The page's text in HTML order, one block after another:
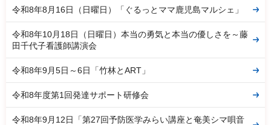
令和8年8月16日（日曜日）「ぐるっとママ鹿児島マルシェ」
令和8年10月18日（日曜日）本当の勇気と本当の優しさを～藤
田千代子看護師講演会
令和8年9月5日～6日「竹林とART」
令和8年度第1回発達サポート研修会
令和8年9月12日「第27回予防医学みらい講座と奄美シマ唄音